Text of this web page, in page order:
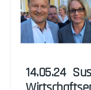
14.05.24